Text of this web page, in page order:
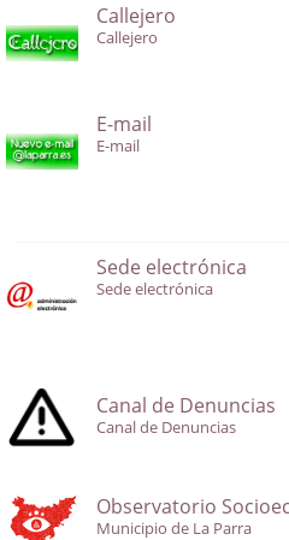
Callejero
Callejero
E-mail
E-mail
Sede electrónica
Sede electrónica
Canal de Denuncias
Canal de Denuncias
Observatorio
Municipio de La Parra